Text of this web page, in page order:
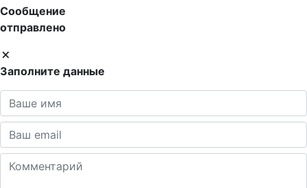
Сообщение
отправлено
Заполните данные